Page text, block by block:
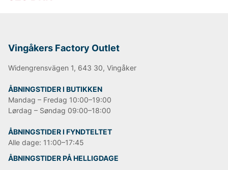
Vingåkers Factory Outlet
Widengrensvägen 1, 643 30, Vingåker
ÅBNINGSTIDER I BUTIKKEN
Mandag – Fredag 10:00–19:00
Lørdag – Søndag 09:00–18:00
ÅBNINGSTIDER I FYNDTELTET
Alle dage: 11:00–17:45
ÅBNINGSTIDER PÅ HELLIGDAGE